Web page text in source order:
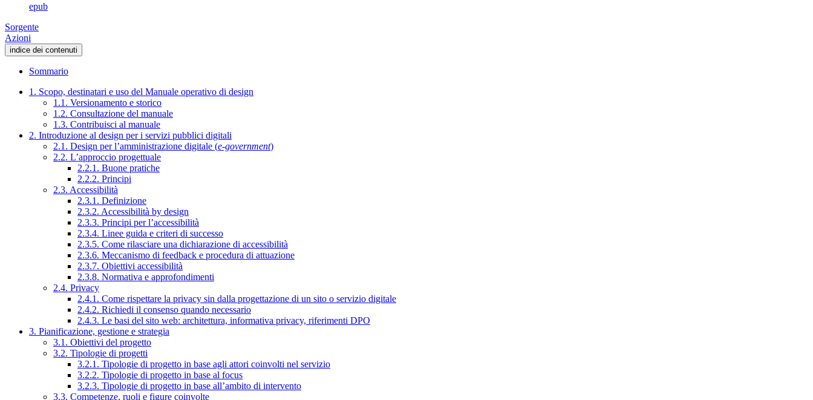
epub
Sorgente
Azioni
indice dei contenuti
Sommario
1. Scopo, destinatari e uso del Manuale operativo di design
1.1. Versionamento e storico
1.2. Consultazione del manuale
1.3. Contribuisci al manuale
2. Introduzione al design per i servizi pubblici digitali
2.1. Design per l’amministrazione digitale (e-government)
2.2. L’approccio progettuale
2.2.1. Buone pratiche
2.2.2. Principi
2.3. Accessibilità
2.3.1. Definizione
2.3.2. Accessibilità by design
2.3.3. Principi per l’accessibilità
2.3.4. Linee guida e criteri di successo
2.3.5. Come rilasciare una dichiarazione di accessibilità
2.3.6. Meccanismo di feedback e procedura di attuazione
2.3.7. Obiettivi accessibilità
2.3.8. Normativa e approfondimenti
2.4. Privacy
2.4.1. Come rispettare la privacy sin dalla progettazione di un sito o servizio digitale
2.4.2. Richiedi il consenso quando necessario
2.4.3. Le basi del sito web: architettura, informativa privacy, riferimenti DPO
3. Pianificazione, gestione e strategia
3.1. Obiettivi del progetto
3.2. Tipologie di progetti
3.2.1. Tipologie di progetto in base agli attori coinvolti nel servizio
3.2.2. Tipologie di progetto in base al focus
3.2.3. Tipologie di progetto in base all’ambito di intervento
3.3. Competenze, ruoli e figure coinvolte